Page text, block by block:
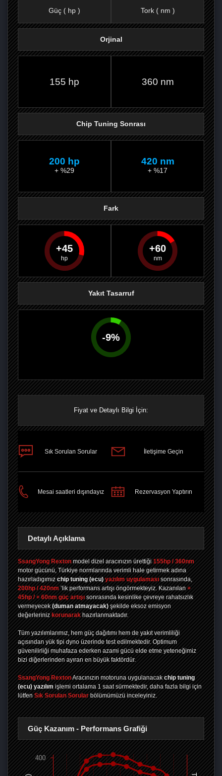
PAYLAŞPAYLAŞPLUS'TA
Güç ( hp ) Tork ( nm )
Orjinal
155 hp 360 nm
Chip Tuning Sonrası
200 hp
+ %29
420 nm
+ %17
Fark
45 60
Yakıt Tasarruf
-9%
Fiyat ve Detaylı Bilgi İçin:
Sık Sorulan Sorular İletişime Geçin
Mesai saatleri dışındayız Rezervasyon Yaptırın
Detaylı Açıklama
SsangYong Rexton model dizel aracınızın ürettiği 155hp / 360nm
motor gücünü, Türkiye normlarında verimli hale getirmek adına
hazırladıgımız chip tuning (ecu) yazılım uygulaması sonrasında,
200hp / 420nm ’lik performans artışı öngörmekteyiz. Kazanılan +
45hp / + 60nm güç artışı sonrasında kesinlike çevreye rahatsızlık
vermeyecek (duman atmayacak) şekilde eksoz emisyon
değerleriniz korunarak hazırlanmaktadır.
Tüm yazılımlarımız, hem güç dağıtımı hem de yakıt verimliliği
açısından yük tipi dyno üzerinde test edilmektedir. Optimum
güvenilirliği muhafaza ederken azami gücü elde etme yeteneğimiz
bizi diğerlerinden ayıran en büyük faktördür.
SsangYong RextonAracınızın motoruna uygulanacak chip tuning
(ecu) yazılım işlemi ortalama 1 saat sürmektedir, daha fazla bilgi için
lütfen Sık Sorulan Sorular bölümümüzü inceleyiniz.
Güç Kazanım - Performans Grafiği
400